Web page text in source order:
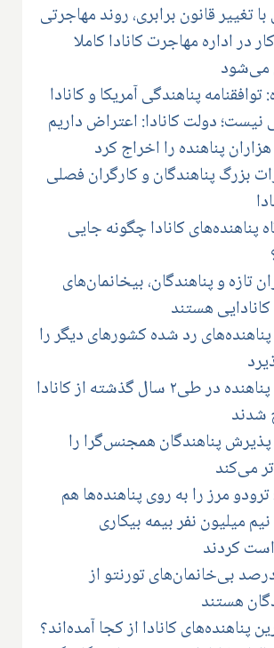
تغییر قانون برابری، روند مهاجرتی
در اداره مهاجرت کانادا کاملا
توافقنامه پناهندگی آمریکا و کانادا
نیست؛ دولت کانادا: اعتراض داریم
هزاران پناهنده را اخراج کرد
بزرگ پناهندگان و کارگران فصلی
پناهنده‌های کانادا چگونه جایی
تازه و پناهندگان، بیخانمان‌های
هستند
پناهنده‌های رد شده کشورهای دیگر را
نهصد پناهنده در طی۲ سال گذشته از کانادا
شدند
پذیرش پناهندگان همجنس‌گرا را
می‌کند
ترودو مرز را به روی پناهنده‌ها هم
میلیون نفر بیمه بیکاری
کردند
بی‌خانمان‌های تورنتو از
هستند
پناهنده‌های کانادا از کجا آمده‌اند؟